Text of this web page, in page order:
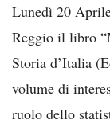
Lunedì 20
Reggio il libro
Storia d’Italia
volume di
ruolo dello